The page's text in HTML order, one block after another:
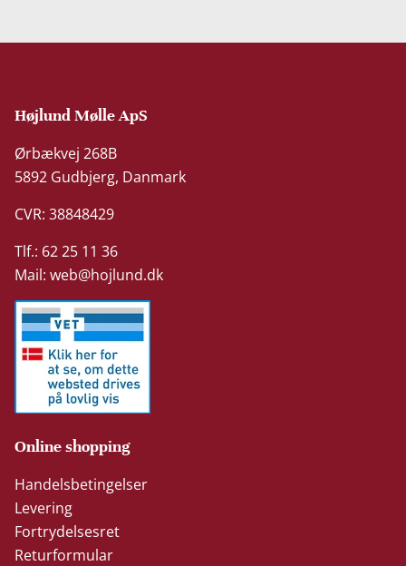
Højlund Mølle ApS
Ørbækvej 268B
5892 Gudbjerg, Danmark
CVR: 38848429
Tlf.: 62 25 11 36
Mail:web@hojlund.dk
Online shopping
Handelsbetingelser
Levering
Fortrydelsesret
Returformular